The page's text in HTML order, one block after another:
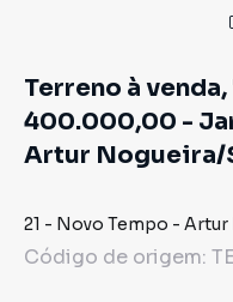
Terreno à venda,
400.000,00 -
Artur Nogueira/
21 - Novo Tempo - Artur
Código de origem: